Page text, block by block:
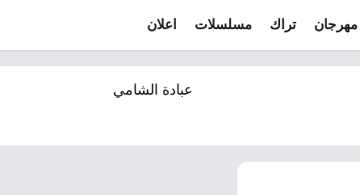
مهرجان تراك مسلسلات اعلان
عبادة الشامي